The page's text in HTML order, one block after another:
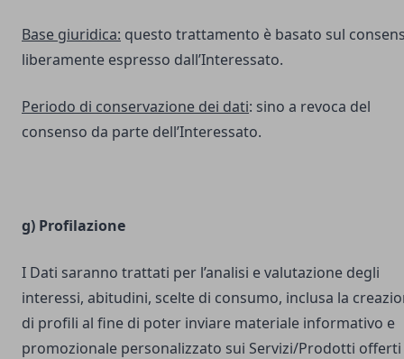
Base giuridica: questo trattamento è basato sul
liberamente espresso dall’Interessato.
Periodo di conservazione dei dati: sino a revoca del
consenso da parte dell’Interessato.
g) Profilazione
I Dati saranno trattati per l’analisi e valutazione degli
interessi, abitudini, scelte di consumo, inclusa la
di profili al fine di poter inviare materiale informativo e
promozionale personalizzato sui Servizi/Prodotti offerti